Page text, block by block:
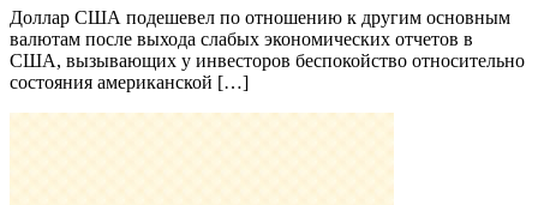
Доллар США подешевел по отношению к другим основным
валютам после выхода слабых экономических отчетов в
США, вызывающих у инвесторов беспокойство относительно
состояния американской […]